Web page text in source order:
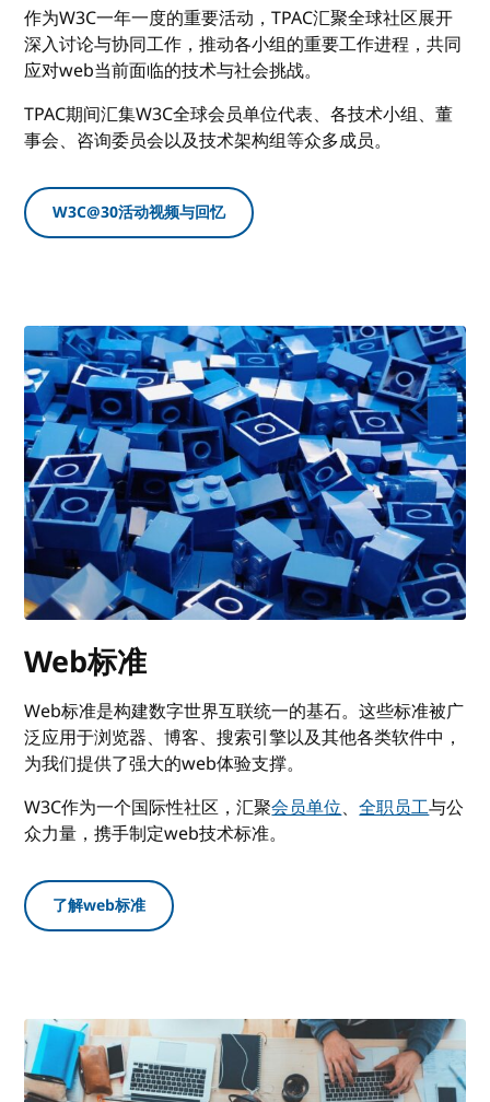
作为W3C一年一度的重要活动，TPAC汇聚全球社区展开
深入讨论与协同工作，推动各小组的重要工作进程，共同
应对web当前面临的技术与社会挑战。
TPAC期间汇集W3C全球会员单位代表、各技术小组、董
事会、咨询委员会以及技术架构组等众多成员。
W3C@30活动视频与回忆
Web标准
Web标准是构建数字世界互联统一的基石。这些标准被广
泛应用于浏览器、博客、搜索引擎以及其他各类软件中，
为我们提供了强大的web体验支撑。
W3C作为一个国际性社区，汇聚会员单位、全职员工与公
众力量，携手制定web技术标准。
了解web标准